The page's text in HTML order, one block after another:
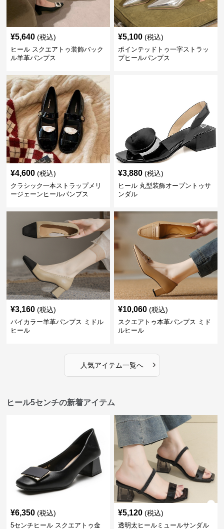
¥5,640 (税込)
ヒール スクエアトゥ装飾バック
ル羊革パンプス
¥5,100 (税込)
ポインテッドトゥ一字ストラッ
プヒールパンプス
¥4,600 (税込)
クラシック一本ストラップメリ
ージェーンヒールパンプス
¥3,880 (税込)
ヒール 丸型装飾オープントゥサ
ンダル
¥3,160 (税込)
バイカラー羊革パンプス ミドル
ヒール
¥10,060 (税込)
スクエアトゥ本革パンプス ミド
ルヒール
人気アイテム一覧へ ›
ヒール5センチの新着アイテム
¥6,350 (税込)
5センチヒール スクエアトゥ金
¥5,120 (税込)
透明太ヒールミュールサンダル